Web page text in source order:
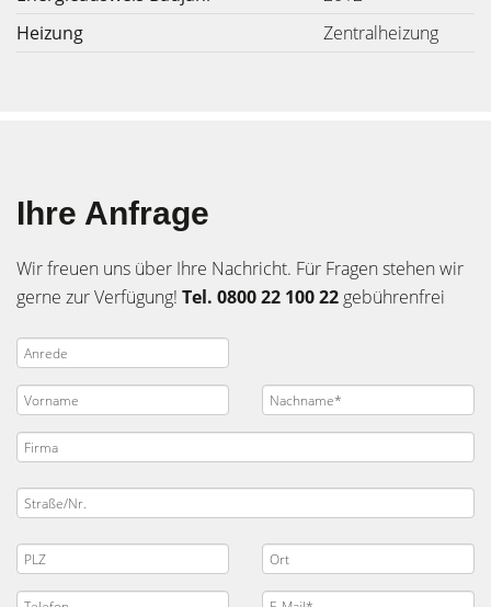
Heizung
Zentralheizung
Ihre Anfrage
Wir freuen uns über Ihre Nachricht. Für Fragen stehen wir
gerne zur Verfügung! Tel. 0800 22 100 22 gebührenfrei